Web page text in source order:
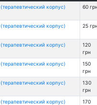
корпус)
60
корпус)
25
корпус)
120
грн
корпус)
150
грн
корпус)
130
грн
корпус)
170